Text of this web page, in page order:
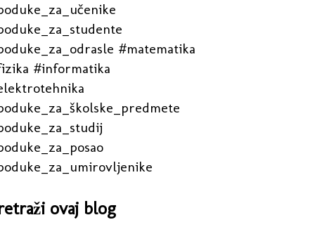
#matematika
#informatika
ovaj blog